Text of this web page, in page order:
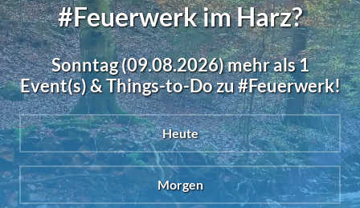
#Feuerwerk im Harz?
Sonntag (09.08.2026) mehr als 1
Event(s) & Things-to-Do zu #Feuerwerk!
Heute
Morgen